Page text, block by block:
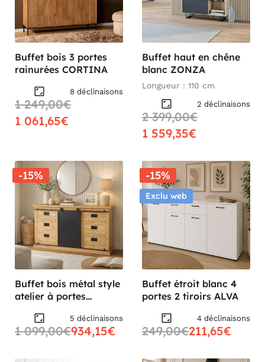
Buffet bois 3 portes
rainurées CORTINA
8 déclinaisons
1 249,00€
1 061,65€
Buffet haut en chêne
blanc ZONZA
Longueur : 110 cm
2 déclinaisons
2 399,00€
1 559,35€
-15%
Buffet bois métal style
atelier à portes
CAMDEN
5 déclinaisons
1 099,00€934,15€
-15%
Exclu web
Buffet étroit blanc 4
portes 2 tiroirs ALVA
4 déclinaisons
249,00€211,65€